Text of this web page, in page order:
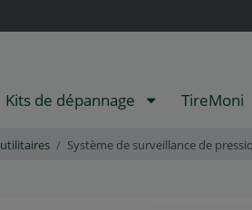
Kits de dépannage TireMoni
utilitaires Système de surveillance de